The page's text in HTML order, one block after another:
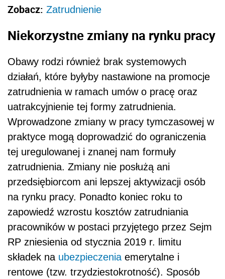
Zobacz: Zatrudnienie
Niekorzystne zmiany na rynku pracy
Obawy rodzi również brak systemowych
działań, które byłyby nastawione na promocje
zatrudnienia w ramach umów o pracę oraz
uatrakcyjnienie tej formy zatrudnienia.
Wprowadzone zmiany w pracy tymczasowej w
praktyce mogą doprowadzić do ograniczenia
tej uregulowanej i znanej nam formuły
zatrudnienia. Zmiany nie posłużą ani
przedsiębiorcom ani lepszej aktywizacji osób
na rynku pracy. Ponadto koniec roku to
zapowiedź wzrostu kosztów zatrudniania
pracowników w postaci przyjętego przez Sejm
RP zniesienia od stycznia 2019 r. limitu
składek na ubezpieczenia emerytalne i
rentowe (tzw. trzydziestokrotność). Sposób